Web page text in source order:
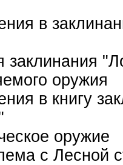
в
заклинания
оружия
в книгу
оружие
с Лесной